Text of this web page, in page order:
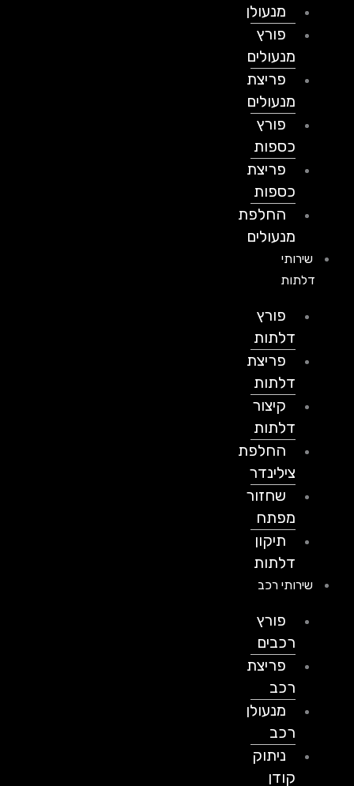
מנעולן
פורץ
מנעולים
פריצת
מנעולים
פורץ
כספות
פריצת
כספות
החלפת
מנעולים
שירותי
דלתות
פורץ
דלתות
פריצת
דלתות
קיצור
דלתות
החלפת
צילינדר
שחזור
מפתח
תיקון
דלתות
שירותי רכב
פורץ
רכבים
פריצת
מנעולן
ניתוק